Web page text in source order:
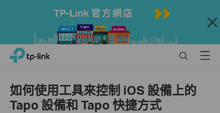
Close
Click
navigation
bar
TP-Link, Reliably Smart SearchMenu
如何使用工具來控制 iOS 設備上的
Tapo 設備和 Tapo 快捷方式